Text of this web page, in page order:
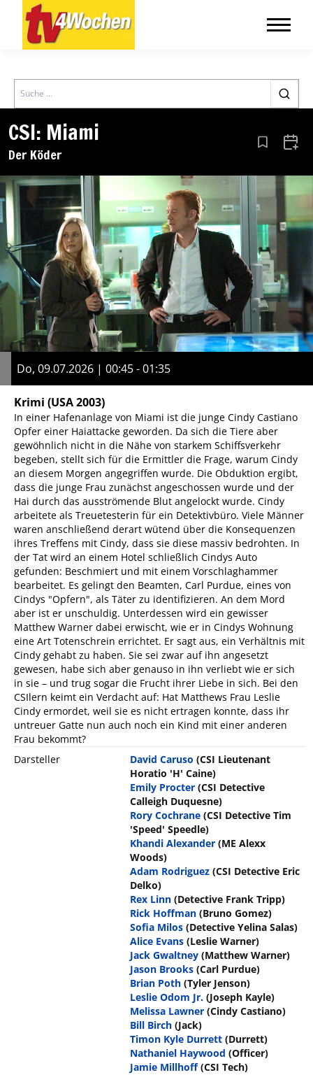
Search
CSI: Miami
Der Köder Aus den
Do, 09.07.2026 | 00:45 - 01:35
Krimi (USA 2003)
In einer Hafenanlage von Miami ist die junge Cindy Castiano
Opfer einer Haiattacke geworden. Da sich die Tiere aber
gewöhnlich nicht in die Nähe von starkem Schiffsverkehr
begeben, stellt sich für die Ermittler die Frage, warum Cindy
an diesem Morgen angegriffen wurde. Die Obduktion ergibt,
dass die junge Frau zunächst angeschossen wurde und der
Hai durch das ausströmende Blut angelockt wurde. Cindy
arbeitete als Treuetesterin für ein Detektivbüro. Viele Männer
waren anschließend derart wütend über die Konsequenzen
ihres Treffens mit Cindy, dass sie diese massiv bedrohten. In
der Tat wird an einem Hotel schließlich Cindys Auto
gefunden: Beschmiert und mit einem Vorschlaghammer
bearbeitet. Es gelingt den Beamten, Carl Purdue, eines von
Cindys "Opfern", als Täter zu identifizieren. An dem Mord
aber ist er unschuldig. Unterdessen wird ein gewisser
Matthew Warner dabei erwischt, wie er in Cindys Wohnung
eine Art Totenschrein errichtet. Er sagt aus, ein Verhältnis mit
Cindy gehabt zu haben. Sie sei zwar auf ihn angesetzt
gewesen, habe sich aber genauso in ihn verliebt wie er sich
in sie – und trug sogar die Frucht ihrer Liebe in sich. Bei den
CSIlern keimt ein Verdacht auf: Hat Matthews Frau Leslie
Cindy ermordet, weil sie es nicht ertragen konnte, dass ihr
untreuer Gatte nun auch noch ein Kind mit einer anderen
Frau bekommt?
Darsteller
David Caruso (CSI Lieutenant
Horatio 'H' Caine)
Emily Procter (CSI Detective
Calleigh Duquesne)
Rory Cochrane (CSI Detective Tim
'Speed' Speedle)
Khandi Alexander (ME Alexx
Woods)
Adam Rodriguez (CSI Detective Eric
Delko)
Rex Linn (Detective Frank Tripp)
Rick Hoffman (Bruno Gomez)
Sofia Milos (Detective Yelina Salas)
Alice Evans (Leslie Warner)
Jack Gwaltney (Matthew Warner)
Jason Brooks (Carl Purdue)
Brian Poth (Tyler Jenson)
Leslie Odom Jr. (Joseph Kayle)
Melissa Lawner (Cindy Castiano)
Bill Birch (Jack)
Timon Kyle Durrett (Durrett)
Nathaniel Haywood (Officer)
Jamie Millhoff (CSI Tech)